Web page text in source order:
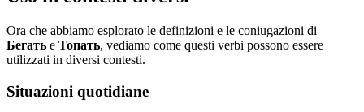
Ora che abbiamo esplorato le definizioni e le coniugazioni di
Бегать e Топать, vediamo come questi verbi possono essere
utilizzati in diversi contesti.
Situazioni quotidiane